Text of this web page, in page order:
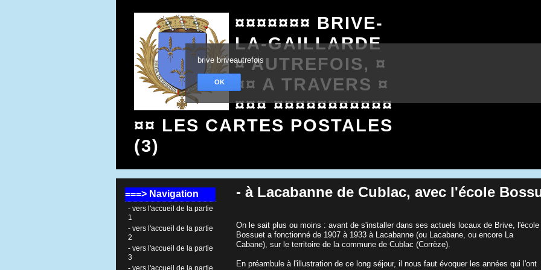
brive briveautrefois
OK
¤¤¤¤¤¤¤ BRIVE-
LA-GAILLARDE
¤ AUTREFOIS, ¤
¤¤ A TRAVERS ¤
¤¤¤ ¤¤¤¤¤¤¤¤¤¤¤
¤¤ LES CARTES POSTALES
(3)
===> Navigation
- vers l'accueil de la partie
1
- vers l'accueil de la partie
2
- vers l'accueil de la partie
3
- vers l'accueil de la partie
- à Lacabanne de Cublac, avec l'école
On le sait plus ou moins : avant de s'installer dans ses actuels locaux de Brive, l'école
Bossuet a fonctionné de 1907 à 1933 à Lacabanne (ou Lacabane, ou encore La
Cabane), sur le territoire de la commune de Cublac (Corrèze).
En préambule à l'illustration de ce long séjour, il nous faut évoquer les années qui l'ont